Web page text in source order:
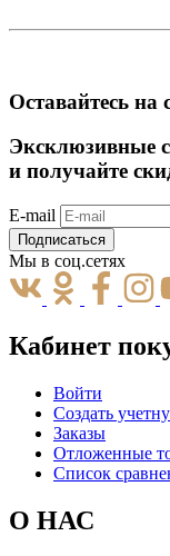
Оставайтесь на
Эксклюзивные
и получайте
E-mail
Подписаться
Мы в соц.сетях
Кабинет
Войти
Создать
Заказы
Отложенные
Список
О НАС